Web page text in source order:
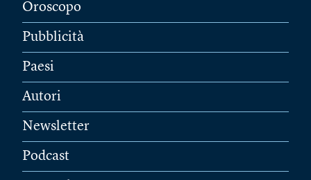
Oroscopo
Pubblicità
Paesi
Autori
Newsletter
Podcast